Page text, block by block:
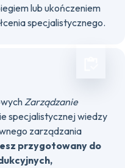
lub ukończeniem
specjalistycznego.
Zarządzanie
specjalistycznej wiedzy
zarządzania
przygotowany do